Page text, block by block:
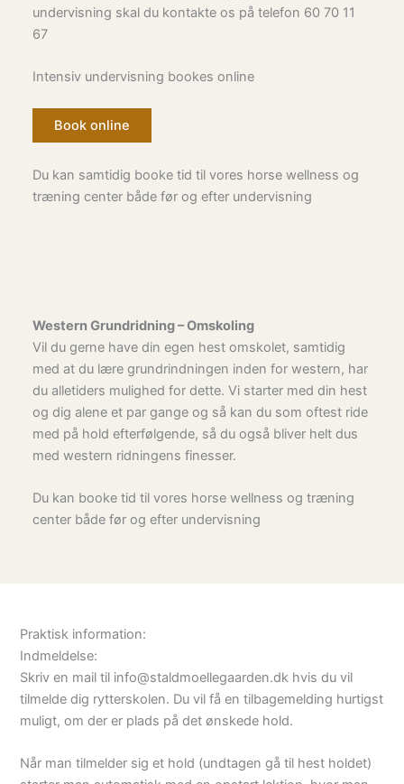
undervisning skal du kontakte os på telefon 60 70 11
67
Intensiv undervisning bookes online
Book online
Du kan samtidig booke tid til vores horse wellness og
træning center både før og efter undervisning
Western Grundridning – Omskoling
Vil du gerne have din egen hest omskolet, samtidig
med at du lære grundrindningen inden for western, har
du alletiders mulighed for dette. Vi starter med din hest
og dig alene et par gange og så kan du som oftest ride
med på hold efterfølgende, så du også bliver helt dus
med western ridningens finesser.
Du kan booke tid til vores horse wellness og træning
center både før og efter undervisning
Praktisk information:
Indmeldelse:
Skriv en mail til info@staldmoellegaarden.dk hvis du vil
tilmelde dig rytterskolen. Du vil få en tilbagemelding hurtigst
muligt, om der er plads på det ønskede hold.
Når man tilmelder sig et hold (undtagen gå til hest holdet)